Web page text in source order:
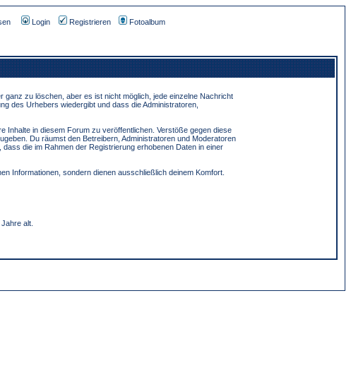
Login Registrieren Fotoalbum
zu löschen, aber es ist nicht möglich, jede einzelne Nachricht
des Urhebers wiedergibt und dass die Administratoren,
Inhalte in diesem Forum zu veröffentlichen. Verstöße gegen diese
Du räumst den Betreibern, Administratoren und Moderatoren
die im Rahmen der Registrierung erhobenen Daten in einer
Informationen, sondern dienen ausschließlich deinem Komfort.
Jahre alt.